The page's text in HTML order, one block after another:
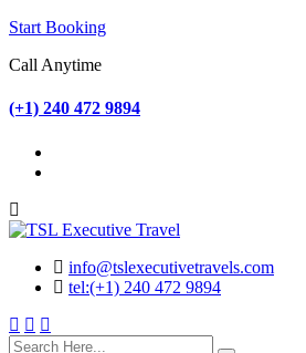
Start Booking
Call Anytime
(+1) 240 472 9894
info@tslexecutivetravels.com
tel:(+1) 240 472 9894